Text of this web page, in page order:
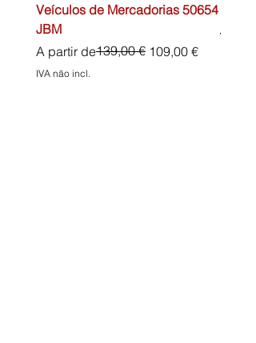
Veículos de Mercadorias 50654
JBM
A partir de
Preço normal139,00 € 109,00 €
Preço promocional
IVA não incl.
Preço
45,00 €